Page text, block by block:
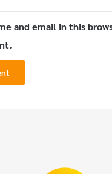
บา
เพื่อให้น้ำทะเลระเ
ป็นเกล็ดบางๆ บนผิวน้ำ
and email in this